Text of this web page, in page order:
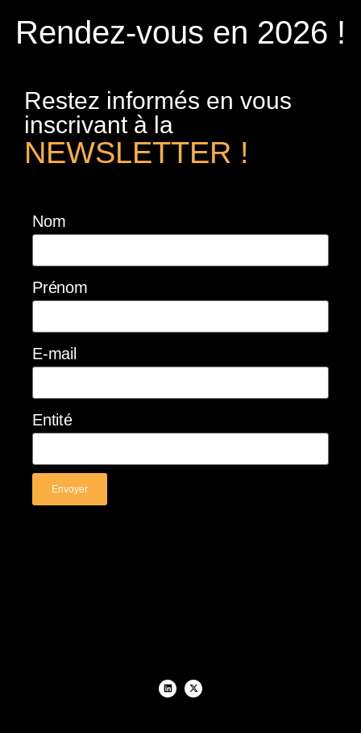
Rendez-vous en 2026 !
Restez informés en vous
inscrivant à la
NEWSLETTER !
Nom
Prénom
E-mail
Entité
Envoyer